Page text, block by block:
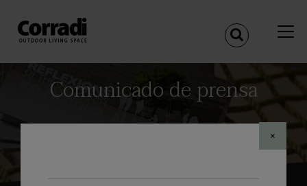
×
Comunicado de prensa